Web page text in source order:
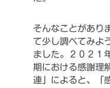
そんなことがあり
て少し調べてみよ
ました。２０２１
期における感謝理
連」によると、「